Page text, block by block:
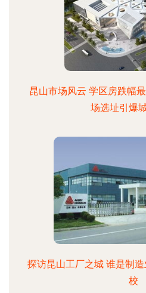
昆山市场风云 学区房跌幅
场选址引爆
探访昆山工厂之城 谁是制
校